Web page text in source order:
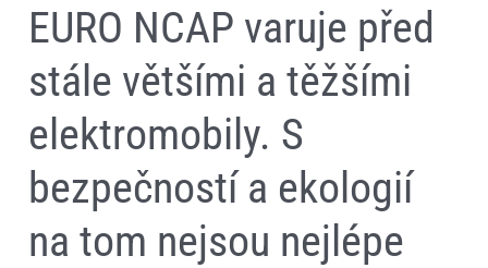
EURO NCAP varuje před
stále většími a těžšími
elektromobily. S
bezpečností a ekologií
na tom nejsou nejlépe
tom
nejsou
nejlépe